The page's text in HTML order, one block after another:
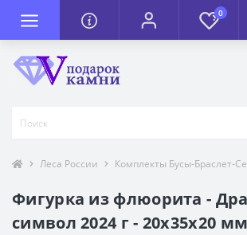
0
Леса России Комплекты Бусы-Браслет-
Фигурка из флюорита -
символ 2024 г - 20х35х20 мм